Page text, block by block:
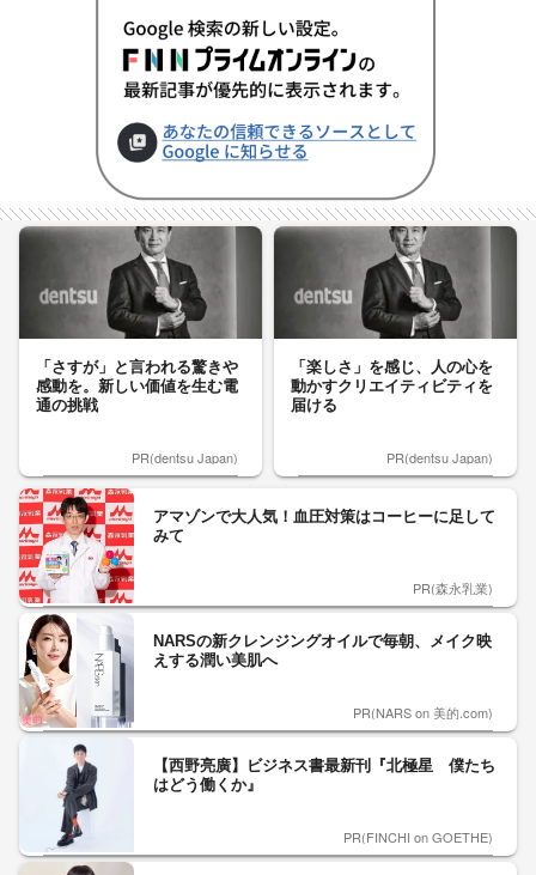
「さすが」と言われる驚きや
感動を。新しい価値を生む電
通の挑戦
PR(dentsu Japan)
「楽しさ」を感じ、人の心を
動かすクリエイティビティを
届ける
PR(dentsu Japan)
アマゾンで大人気！血圧対策はコーヒーに足して
みて
PR(森永乳業)
NARSの新クレンジングオイルで毎朝、メイク映
えする潤い美肌へ
PR(NARS on 美的.com)
【西野亮廣】ビジネス書最新刊『北極星 僕たち
はどう働くか』
PR(FINCHI on GOETHE)